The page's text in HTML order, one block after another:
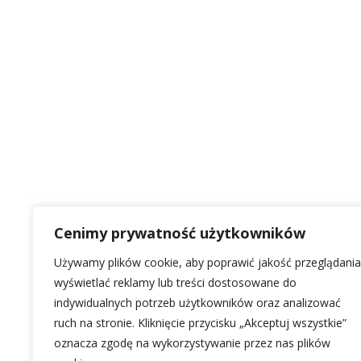
Cenimy prywatność użytkowników
Używamy plików cookie, aby poprawić jakość
wyświetlać reklamy lub treści dostosowane do
indywidualnych potrzeb użytkowników oraz analizować
ruch na stronie. Kliknięcie przycisku „Akceptuj wszystkie”
oznacza zgodę na wykorzystywanie przez nas plików